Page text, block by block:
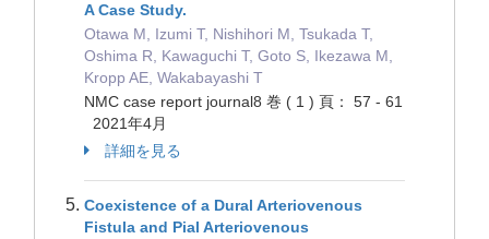
A Case Study.
Otawa M, Izumi T, Nishihori M, Tsukada T,
Oshima R, Kawaguchi T, Goto S, Ikezawa M,
Kropp AE, Wakabayashi T
NMC case report journal8 巻 ( 1 ) 頁： 57 - 61
2021年4月
詳細を見る
Coexistence of a Dural Arteriovenous
Fistula and Pial Arteriovenous